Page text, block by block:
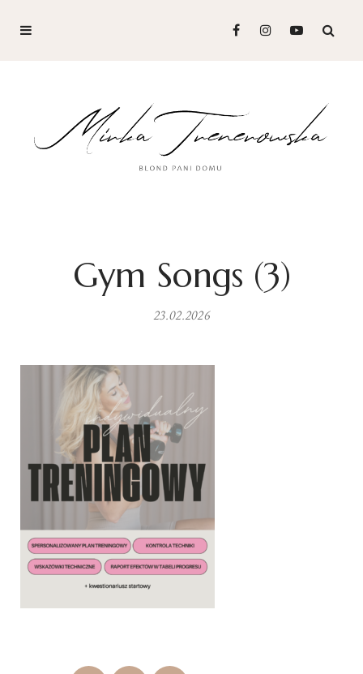
Gym Songs (3)
23.02.2026